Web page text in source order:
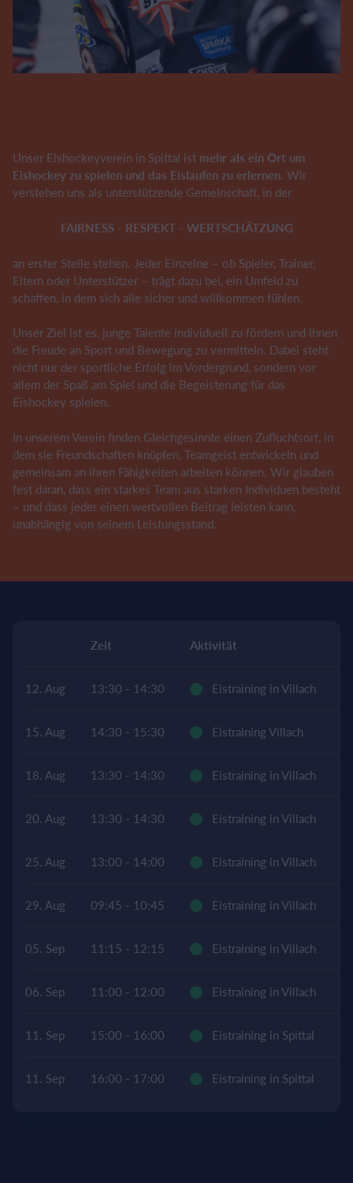
Unser Eishockeyverein in Spittal ist mehr als ein Ort um
Eishockey zu spielen und das Eislaufen zu erlernen. Wir
verstehen uns als unterstützende Gemeinschaft, in der
FAIRNESS - RESPEKT - WERTSCHÄTZUNG
an erster Stelle stehen. Jeder Einzelne – ob Spieler, Trainer,
Eltern oder Unterstützer – trägt dazu bei, ein Umfeld zu
schaffen, in dem sich alle sicher und willkommen fühlen.
Unser Ziel ist es, junge Talente individuell zu fördern und ihnen
die Freude an Sport und Bewegung zu vermitteln. Dabei steht
nicht nur der sportliche Erfolg im Vordergrund, sondern vor
allem der Spaß am Spiel und die Begeisterung für das
Eishockey spielen.
In unserem Verein finden Gleichgesinnte einen Zufluchtsort, in
dem sie Freundschaften knüpfen, Teamgeist entwickeln und
gemeinsam an ihren Fähigkeiten arbeiten können. Wir glauben
fest daran, dass ein starkes Team aus starken Individuen besteht
– und dass jeder einen wertvollen Beitrag leisten kann,
unabhängig von seinem Leistungsstand.
Zeit Aktivität
12. Aug 13:30 - 14:30 Eistraining in Villach
15. Aug 14:30 - 15:30 Eistraining Villach
18. Aug 13:30 - 14:30 Eistraining in Villach
20. Aug 13:30 - 14:30 Eistraining in Villach
25. Aug 13:00 - 14:00 Eistraining in Villach
29. Aug 09:45 - 10:45 Eistraining in Villach
05. Sep 11:15 - 12:15 Eistraining in Villach
06. Sep 11:00 - 12:00 Eistraining in Villach
11. Sep 15:00 - 16:00 Eistraining in Spittal
11. Sep 16:00 - 17:00 Eistraining in Spittal